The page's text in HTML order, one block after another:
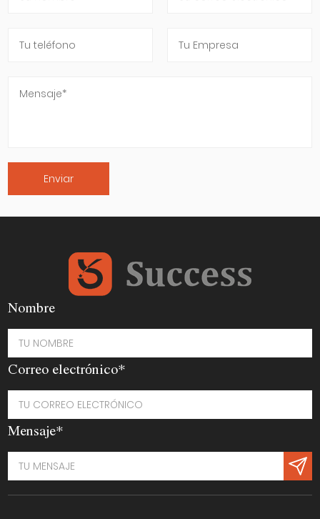
Nombre
Correo electrónico*
Mensaje*